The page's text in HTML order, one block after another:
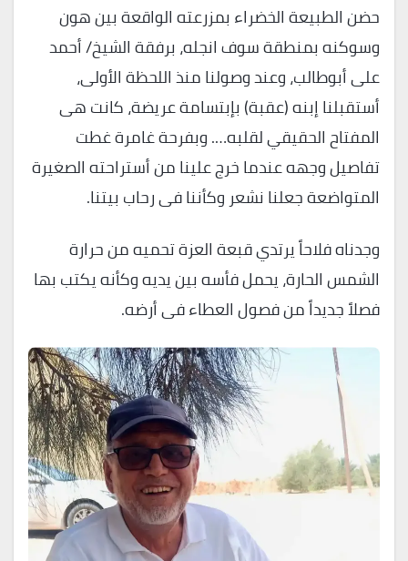
حضن الطبيعة الخضراء بمزرعته الواقعة بين هون
وسوكنه بمنطقة سوف انجله، برفقة الشيخ/ أحمد
على أبوطالب، وعند وصولنا منذ اللحظة الأولى،
أستقبلنا إبنه (عقبة) بإبتسامة عريضة، كانت هى
المفتاح الحقيقي لقلبه…. وبفرحة غامرة غطت
تفاصيل وجهه عندما خرج علينا من أستراحته الصغيرة
المتواضعة جعلنا نشعر وكأننا فى رحاب بيتنا.
وجدناه فلاحاً يرتدي قبعة العزة تحميه من حرارة
الشمس الحارة، يحمل فأسه بين يديه وكأنه يكتب بها
فصلاً جديداً من فصول العطاء فى أرضه.